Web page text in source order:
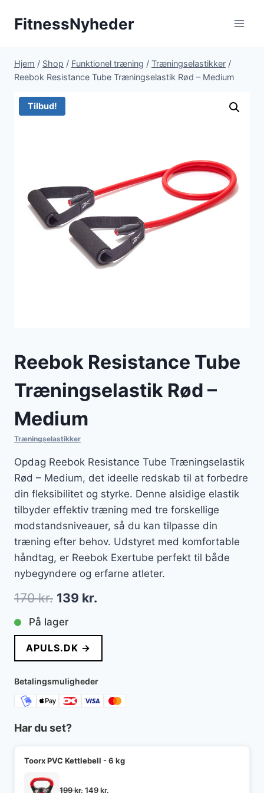
FitnessNyheder
Hjem / Shop / Funktionel træning / Træningselastikker /
Reebok Resistance Tube Træningselastik Rød – Medium
Tilbud!
Reebok Resistance Tube
Træningselastik Rød –
Medium
Træningselastikker
Opdag Reebok Resistance Tube Træningselastik
Rød – Medium, det ideelle redskab til at forbedre
din fleksibilitet og styrke. Denne alsidige elastik
tilbyder effektiv træning med tre forskellige
modstandsniveauer, så du kan tilpasse din
træning efter behov. Udstyret med komfortable
håndtag, er Reebok Exertube perfekt til både
nybegyndere og erfarne atleter.
170kr. Den
oprindelige
pris
var:
170 kr..
139 kr.
pris
er:
139 kr..
På lager
APULS.DK →
Betalingsmuligheder
Har du set?
Toorx PVC Kettlebell - 6 kg
199kr.Den
149kr.